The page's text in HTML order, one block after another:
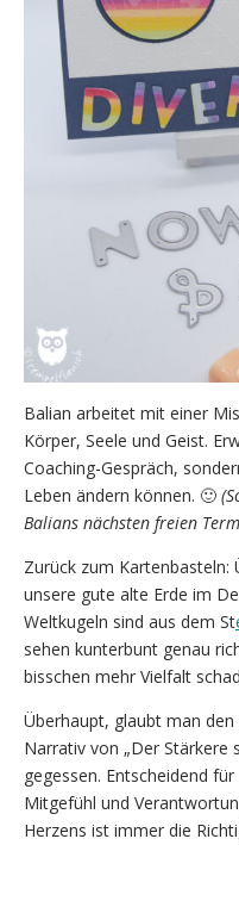
Balian arbeitet mit einer
Körper, Seele und Geist.
Coaching-Gespräch,
Leben ändern können. 🙂
Balians nächsten freien
Zurück zum Kartenbasteln:
unsere gute alte Erde im
Weltkugeln sind aus dem St
sehen kunterbunt genau
bisschen mehr Vielfalt
Überhaupt, glaubt man
Narrativ von „Der Stärkere
gegessen. Entscheidend
Mitgefühl und
Herzens ist immer die